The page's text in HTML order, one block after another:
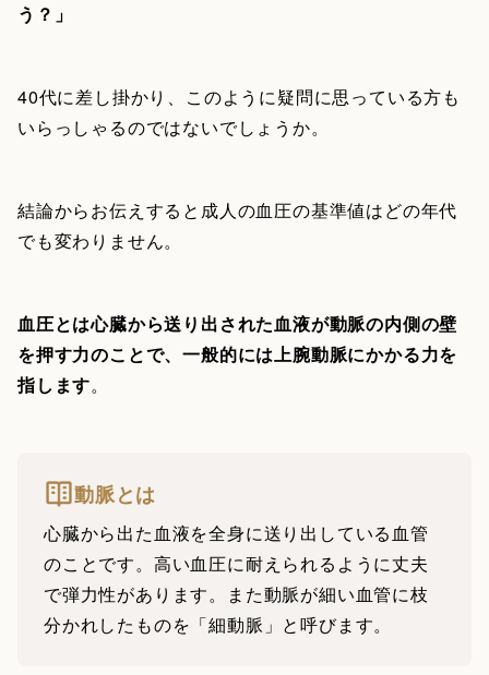
う？」
40代に差し掛かり、このように疑問に思っている方も
いらっしゃるのではないでしょうか。
結論からお伝えすると成人の血圧の基準値はどの年代
でも変わりません。
血圧とは心臓から送り出された血液が動脈の内側の壁
を押す力のことで、一般的には上腕動脈にかかる力を
指します。
動脈とは
心臓から出た血液を全身に送り出している血管
のことです。高い血圧に耐えられるように丈夫
で弾力性があります。また動脈が細い血管に枝
分かれしたものを「細動脈」と呼びます。